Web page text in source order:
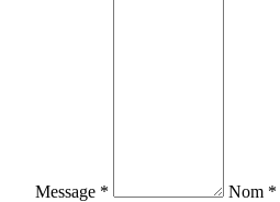
Message * Nom *